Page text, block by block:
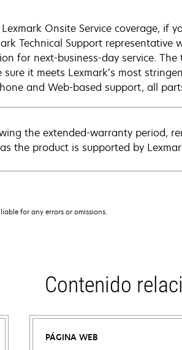
Onsite Service coverage, if
Technical Support
for next-business-day service.
sure it meets Lexmark’s most
and Web-based support, all
the extended-warranty period,
the product is supported by
for any errors or omissions.
Contenido
PÁGINA WEB